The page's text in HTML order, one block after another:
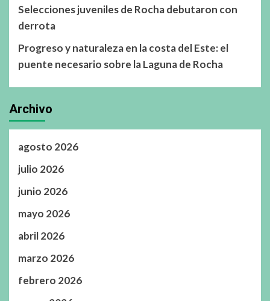
Selecciones juveniles de Rocha debutaron con
derrota
Progreso y naturaleza en la costa del Este: el
puente necesario sobre la Laguna de Rocha
Archivo
agosto 2026
julio 2026
junio 2026
mayo 2026
abril 2026
marzo 2026
febrero 2026